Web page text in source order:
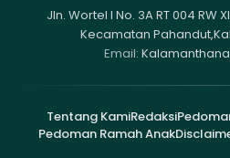
Jln. Wortel I No. 3A RT 004 RW
Kecamatan
Email:
Tentang KamiRedaksi
Pedoman Ramah Anak